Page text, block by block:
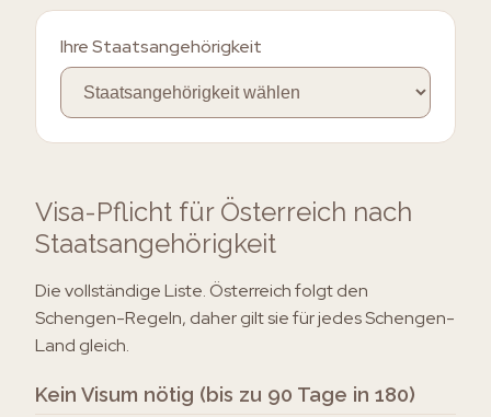
Ihre Staatsangehörigkeit
Visa-Pflicht für Österreich nach
Staatsangehörigkeit
Die vollständige Liste. Österreich folgt den
Schengen-Regeln, daher gilt sie für jedes Schengen-
Land gleich.
Kein Visum nötig (bis zu 90 Tage in 180)